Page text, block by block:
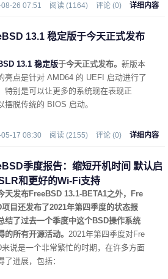
26 07:51 阅读 (1164) 评论 (0) 详细内容
13.1 稳定版​于今天正式发布
13.1 稳定版于今天正式发布。 新版本
亮点是针对 AMD64 的 UEFI 启动进行了
特别是可以让更多的系统现在表现正
摆脱传统的 BIOS 启动。
17 08:30 阅读 (2155) 评论 (0) 详细内容
季度报告：缩短开机时间 默认启
和更好的Wi-Fi支持
天发布FreeBSD 13.1-BETA1之外，Fre
目还发布了2021年第四季度的状态报
结了过去一个季度中这个BSD操作系统
的所有开源活动。 2021年第四季度对Fre
来说是一个非常繁忙的时期，在许多方面
了进展，包括：